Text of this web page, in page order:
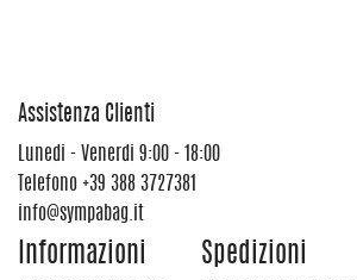
Assistenza Clienti
Lunedi - Venerdi 9:00 - 18:00
Telefono +39 388 3727381
info@sympabag.it
Informazioni Spedizioni